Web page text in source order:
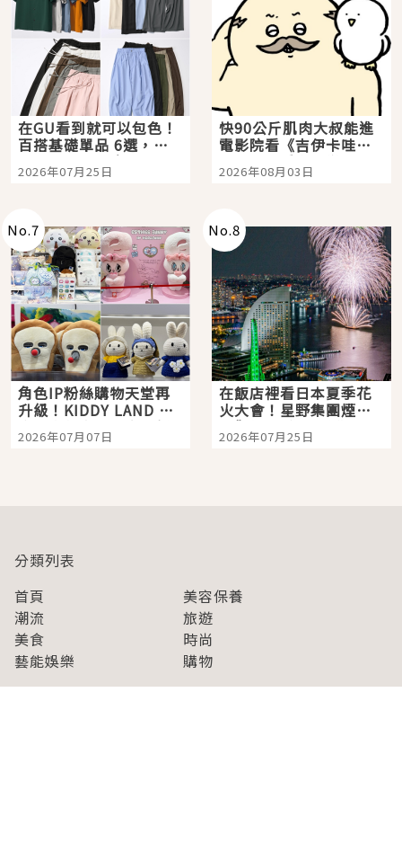
在GU看到就可以包色！
百搭基礎單品 6選，閉
眼全收也不心疼
2026年07月25日
快90公斤肌肉大叔能進
電影院看《吉伊卡哇》
嗎？日本重金屬樂團
「打首」會長與nagano
2026年08月03日
No.7
角色IP粉絲購物天堂再
升級！KIDDY LAND 原
宿店吉伊卡哇迎客，新
開幕 OMOKADO 店3分
2026年07月07日
No.8
在飯店裡看日本夏季花
火大會！星野集團煙火
景觀飯店6選，讓你不用
人擠人悠閒欣賞
2026年07月25日
分類列表
首頁
美容保養
潮流
旅遊
美食
時尚
藝能娛樂
購物